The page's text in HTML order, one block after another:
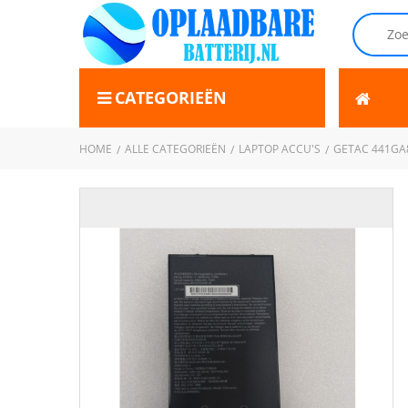
CATEGORIEËN
HOME ALLE CATEGORIEËN LAPTOP ACCU'S GETAC